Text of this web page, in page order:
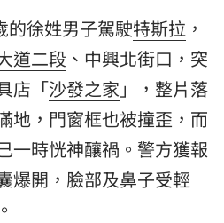
的徐姓男子駕駛特斯拉 ，
道二段 、中興北街口，突
店「沙發之家 」，整片落
地，門窗框也被撞歪，而
一時恍神釀禍。警方獲報
爆開，臉部及鼻子受輕